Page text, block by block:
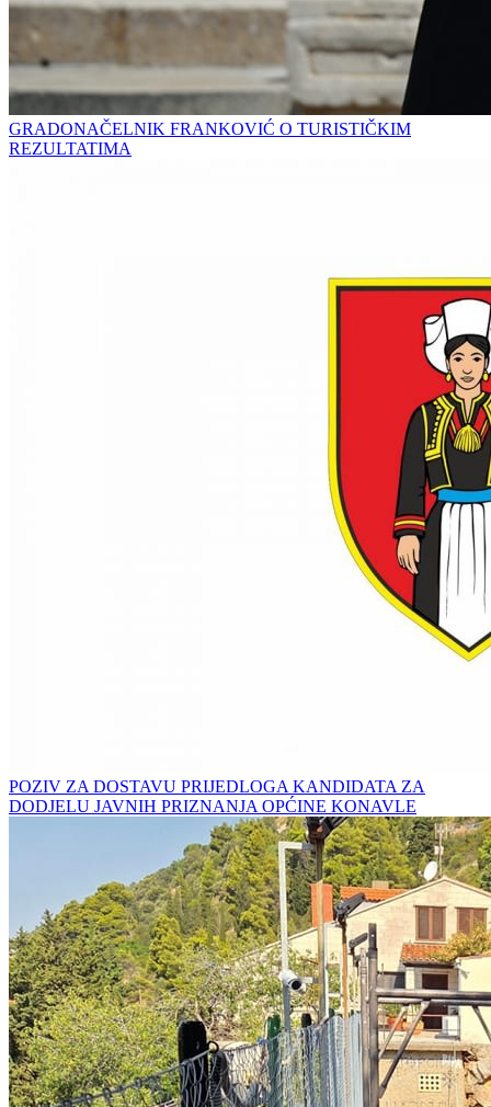
GRADONAČELNIK FRANKOVIĆ O TURISTIČKIM
REZULTATIMA
POZIV ZA DOSTAVU PRIJEDLOGA KANDIDATA ZA
DODJELU JAVNIH PRIZNANJA OPĆINE KONAVLE